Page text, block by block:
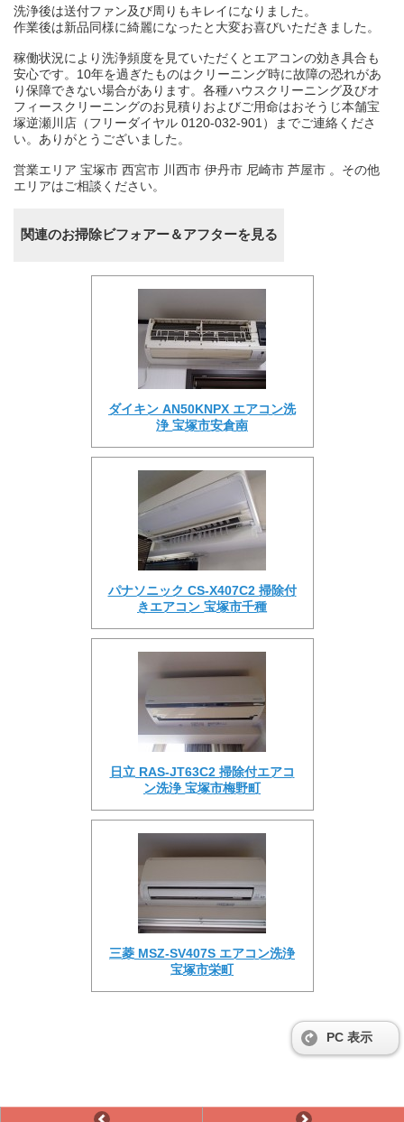
洗浄後は送付ファン及び周りもキレイになりました。
作業後は新品同様に綺麗になったと大変お喜びいただきました。
稼働状況により洗浄頻度を見ていただくとエアコンの効き具合も
安心です。10年を過ぎたものはクリーニング時に故障の恐れがあ
り保障できない場合があります。各種ハウスクリーニング及びオ
フィースクリーニングのお見積りおよびご用命はおそうじ本舗宝
塚逆瀬川店（フリーダイヤル 0120-032-901）までご連絡くださ
い。ありがとうございました。
営業エリア 宝塚市 西宮市 川西市 伊丹市 尼崎市 芦屋市 。その他
エリアはご相談ください。
関連のお掃除ビフォアー＆アフターを見る
ダイキン AN50KNPX エアコン洗
浄 宝塚市安倉南
パナソニック CS-X407C2 掃除付
きエアコン 宝塚市千種
日立 RAS-JT63C2 掃除付エアコ
ン洗浄 宝塚市梅野町
三菱 MSZ-SV407S エアコン洗浄
宝塚市栄町
PC 表示